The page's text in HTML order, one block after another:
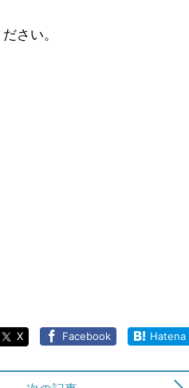
さい。
X Facebook Hatena